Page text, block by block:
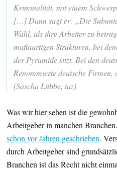
Kriminalität, mit einem
[…] Dann sagt er: „Die
Wahl, als ihre Arbeiter zu
mafiaartigen Strukturen, bei
der Pyramide sitzt. Bei den
Renommierte deutsche
(Sascha Lübbe, taz)
Was wir hier sehen ist die
Arbeitgeber in manchen
schon vor Jahren geschrieben.
durch Arbeitgeber sind
Branchen ist das Recht nicht